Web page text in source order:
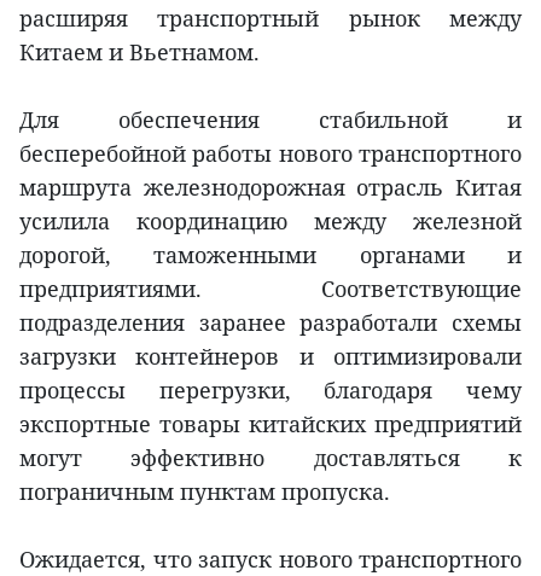
расширяя транспортный рынок между
Китаем и Вьетнамом.
Для обеспечения стабильной и
бесперебойной работы нового транспортного
маршрута железнодорожная отрасль Китая
усилила координацию между железной
дорогой, таможенными органами и
предприятиями. Соответствующие
подразделения заранее разработали схемы
загрузки контейнеров и оптимизировали
процессы перегрузки, благодаря чему
экспортные товары китайских предприятий
могут эффективно доставляться к
пограничным пунктам пропуска.
Ожидается, что запуск нового транспортного